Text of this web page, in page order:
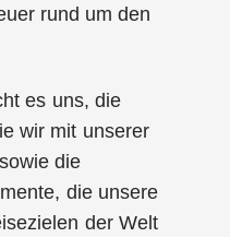
rund um den
es uns, die
wir mit unserer
die
die unsere
der Welt